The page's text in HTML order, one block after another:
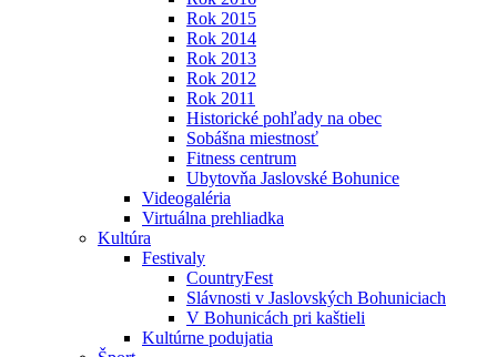
Rok 2015
Rok 2014
Rok 2013
Rok 2012
Rok 2011
Historické pohľady na obec
Sobášna miestnosť
Fitness centrum
Ubytovňa Jaslovské Bohunice
Videogaléria
Virtuálna prehliadka
Kultúra
Festivaly
CountryFest
Slávnosti v Jaslovských Bohuniciach
V Bohunicách pri kaštieli
Kultúrne podujatia